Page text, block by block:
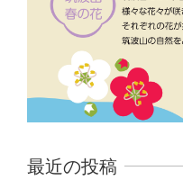
最近の投稿